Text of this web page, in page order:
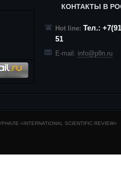
КОНТАКТЫ В
Hot line: Тел.:
51
E-mail: info@p8n.ru
«INTERNATIONAL SCIENTIFIC REVIEW»